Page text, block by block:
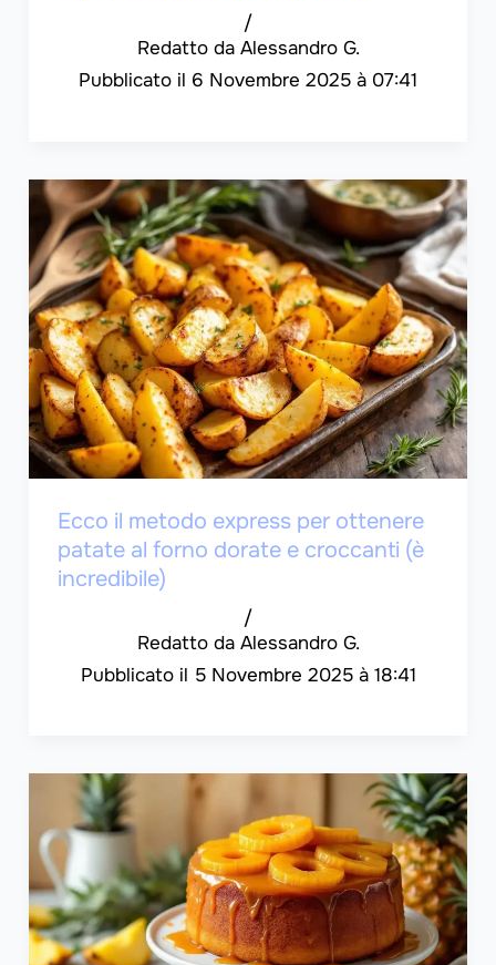
Alessandro G.
/
6 Novembre 2025 à 07:41
Ecco il metodo express per ottenere
patate al forno dorate e croccanti (è
incredibile)
Alessandro G.
/
5 Novembre 2025 à 18:41